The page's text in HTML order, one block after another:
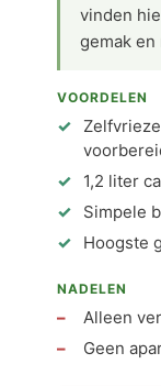
vinden
gemak en
VOORDELEN
1,2 liter
Simpele
Hoogste
NADELEN
Alleen
Geen